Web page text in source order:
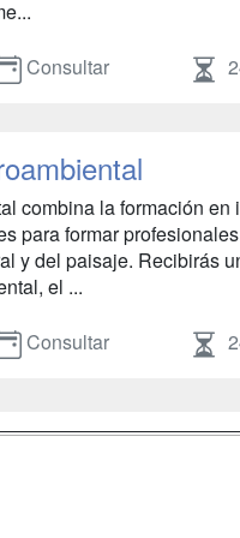
Consultar
combina la formación
para formar
y del paisaje. Recibirás
el ...
Consultar